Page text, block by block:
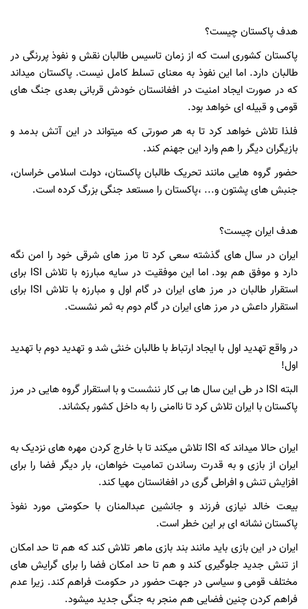
هدف پاکستان چیست؟
پاکستان کشوری است که از زمان تاسیس طالبان نقش و نفوذ پررنگی در
طالبان دارد. اما این نفوذ به معنای تسلط کامل نیست. پاکستان میداند
که در صورت ایجاد امنیت در افغانستان خودش قربانی بعدی جنگ های
قومی و قبیله ای خواهد بود.
فلذا تلاش خواهد کرد تا به هر صورتی که میتواند در این آتش بدمد و
بازیگران دیگر را هم وارد این جهنم کند.
حضور گروه هایی مانند تحریک طالبان پاکستان، دولت اسلامی خراسان،
جنبش های پشتون و... ،پاکستان را مستعد جنگی بزرگ کرده است.
هدف ایران چیست؟
ایران در سال های گذشته سعی کرد تا مرز های شرقی خود را امن نگه
دارد و موفق هم بود. اما این موفقیت در سایه مبارزه با تلاش ISI برای
استقرار طالبان در مرز های ایران در گام اول و مبارزه با تلاش ISI برای
استقرار داعش در مرز های ایران در گام دوم به ثمر نشست.
در واقع تهدید اول با ایجاد ارتباط با طالبان خنثی شد و تهدید دوم با تهدید
اول!
البته ISI در طی این سال ها بی کار ننشست و با استقرار گروه هایی در مرز
پاکستان با ایران تلاش کرد تا ناامنی را به داخل کشور بکشاند.
ایران حالا میداند که ISI تلاش میکند تا با خارج کردن مهره های نزدیک به
ایران از بازی و به قدرت رساندن تمامیت خواهان، بار دیگر فضا را برای
افزایش تنش و افراطی گری در افغانستان مهیا کند.
بیعت خالد نیازی فرزند و جانشین عبدالمنان با حکومتی مورد نفوذ
پاکستان نشانه ای بر این خطر است.
ایران در این بازی باید مانند بند بازی ماهر تلاش کند که هم تا حد امکان
از تنش جدید جلوگیری کند و هم تا حد امکان فضا را برای گرایش های
مختلف قومی و سیاسی در جهت حضور در حکومت فراهم کند. زیرا عدم
فراهم کردن چنین فضایی هم منجر به جنگی جدید میشود.